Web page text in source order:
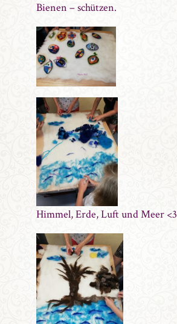
Bienen – schützen.
Himmel, Erde, Luft und Meer <3